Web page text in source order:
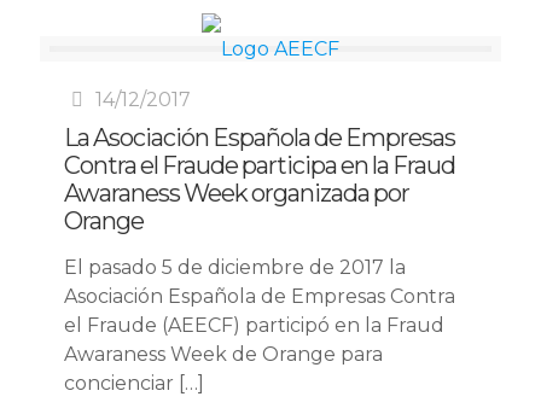
14/12/2017
La Asociación Española de Empresas
Contra el Fraude participa en la Fraud
Awaraness Week organizada por
Orange
El pasado 5 de diciembre de 2017 la
Asociación Española de Empresas Contra
el Fraude (AEECF) participó en la Fraud
Awaraness Week de Orange para
concienciar […]